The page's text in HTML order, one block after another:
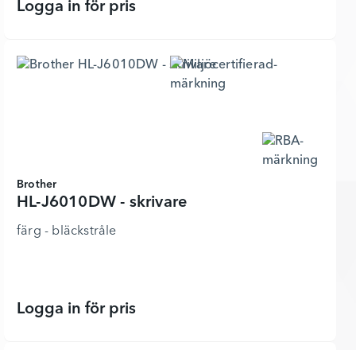
Logga in för prisHL-L9310CDW - skrivare - 3601607
Brother
HL-J6010DW - skrivare
färg - bläckstråle
Logga in för prisHL-J6010DW - skrivare - 7296798 -